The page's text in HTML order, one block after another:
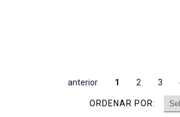
anterior 1 2 3
ORDENAR POR: